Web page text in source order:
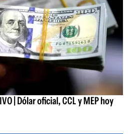
| Dólar oficial, CCL y MEP hoy